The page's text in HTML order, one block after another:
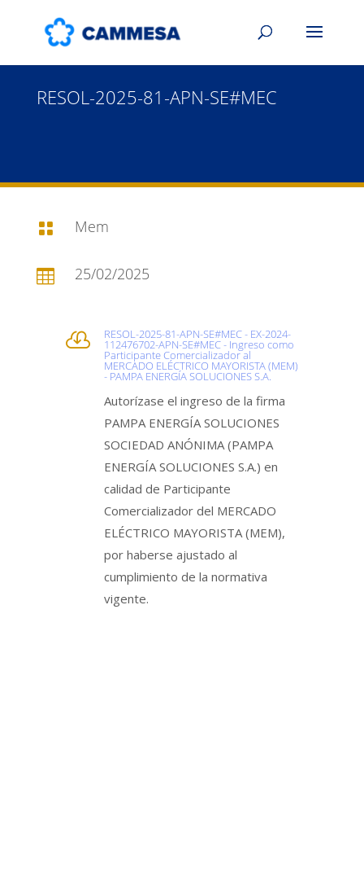
RESOL-2025-81-APN-SE#MEC
 Mem
 25/02/2025
 RESOL-2025-81-APN-SE#MEC - EX-2024-
112476702-APN-SE#MEC - Ingreso como
Participante Comercializador al
MERCADO ELÉCTRICO MAYORISTA (MEM)
- PAMPA ENERGÍA SOLUCIONES S.A.
Autorízase el ingreso de la firma
PAMPA ENERGÍA SOLUCIONES
SOCIEDAD ANÓNIMA (PAMPA
ENERGÍA SOLUCIONES S.A.) en
calidad de Participante
Comercializador del MERCADO
ELÉCTRICO MAYORISTA (MEM),
por haberse ajustado al
cumplimiento de la normativa
vigente.